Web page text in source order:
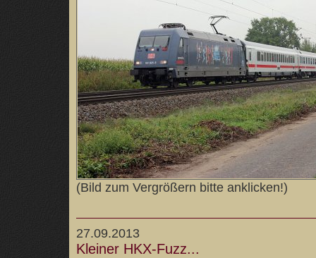
(Bild zum Vergrößern bitte anklicken!)
27.09.2013
Kleiner HKX-Fuzz...